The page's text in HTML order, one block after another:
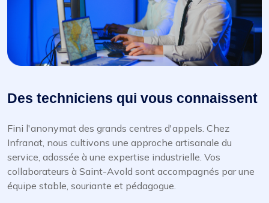
Des techniciens qui vous connaissent
Fini l'anonymat des grands centres d'appels. Chez
Infranat, nous cultivons une approche artisanale du
service, adossée à une expertise industrielle. Vos
collaborateurs à Saint-Avold sont accompagnés par une
équipe stable, souriante et pédagogue.